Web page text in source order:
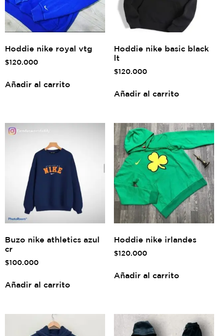
Hoddie nike royal vtg
$120.000
Añadir al carrito
Hoddie nike basic black
lt
$120.000
Añadir al carrito
Buzo nike athletics azul
cr
$100.000
Añadir al carrito
Hoddie nike irlandes
$120.000
Añadir al carrito